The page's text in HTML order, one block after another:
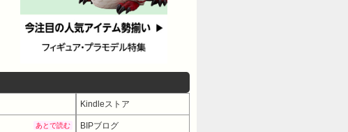
Kindleストア
あとで読む BIPブログ